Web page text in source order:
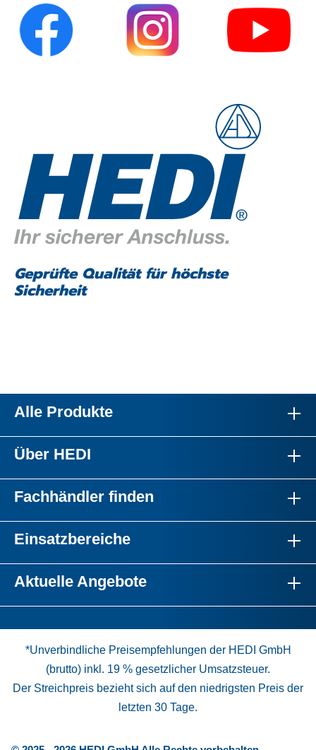
Geprüfte Qualität für höchste
Sicherheit
Alle Produkte
Über HEDI
Fachhändler finden
Einsatzbereiche
Aktuelle Angebote
*Unverbindliche Preisempfehlungen der HEDI GmbH
(brutto) inkl. 19 % gesetzlicher Umsatzsteuer.
Der Streichpreis bezieht sich auf den niedrigsten Preis der
letzten 30 Tage.